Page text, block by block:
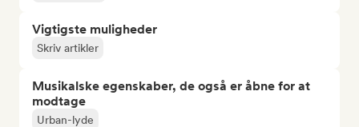
Vigtigste muligheder
Skriv artikler
Musikalske egenskaber, de også er åbne for at
modtage
Urban-lyde